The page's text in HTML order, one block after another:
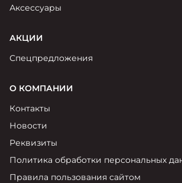
Аксессуары
АКЦИИ
Спецпредложения
О КОМПАНИИ
Контакты
Новости
Реквизиты
Политика обработки персональных
Правила пользования сайтом